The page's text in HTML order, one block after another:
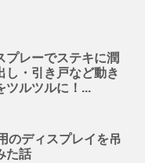
プレーでステキに潤
し・引き戸など動き
ツルツルに！...
のディスプレイを吊
た話